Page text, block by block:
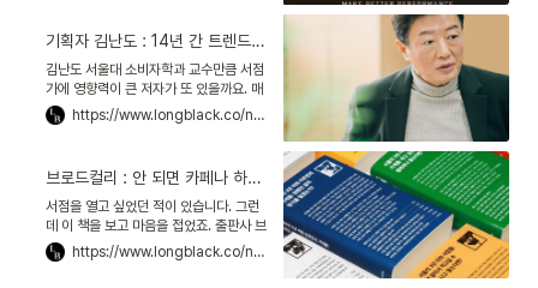
선우 작가가 위로하더라. 원래 사람은 자
다가 한번 깨는 게 정상이라는 거야.
기획자 김난도 : 14년 간 트렌드를 예측했다, 그가 말하는 축적의 힘
김난도 서울대 소비자학과 교수만큼 서점
가에 영향력이 큰 저자가 또 있을까요. 매
년 10월 말이 되면 서점가는 술렁입니다.
김 교수 팀이 2009년부터 매년 출간해
입니다. 올해로 14년째, 이 책은 많은 직
장인이 내년을 준비하기 위해 집어드는
필독서가 됐습니다. 나올 때마다 30만권
은 기본으로 팔릴 거라는 게 출판계의 추
산입니다.
https://www.longblack.co/note/217
브로드컬리 : 안 되면 카페나 하겠다는 사회에, 자영업자의 진짜 삶을 알리다
서점을 열고 싶었던 적이 있습니다. 그런
데 이 책을 보고 마음을 접었죠. 출판사 브
로드컬리프레스에서 나온 『서울의 3년
이하 서점들』입니다. 제목 그대로 서울에
https://www.longblack.co/note/224